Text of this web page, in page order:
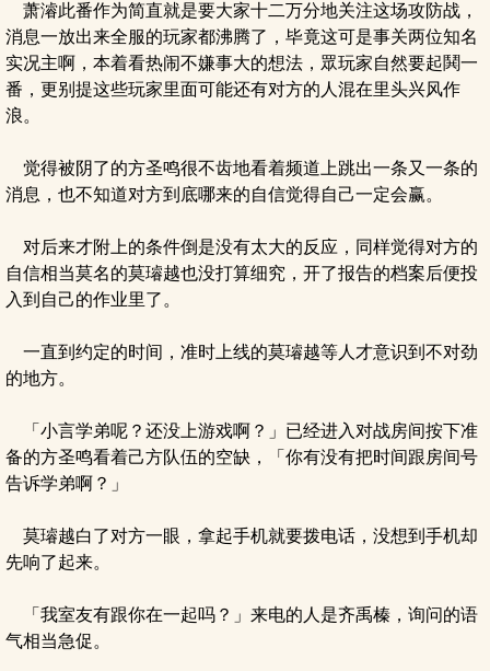
萧濬此番作为简直就是要大家十二万分地关注这场攻防战，
消息一放出来全服的玩家都沸腾了，毕竟这可是事关两位知名
实况主啊，本着看热闹不嫌事大的想法，眾玩家自然要起鬨一
番，更别提这些玩家里面可能还有对方的人混在里头兴风作
浪。
觉得被阴了的方圣鸣很不齿地看着频道上跳出一条又一条的
消息，也不知道对方到底哪来的自信觉得自己一定会赢。
对后来才附上的条件倒是没有太大的反应，同样觉得对方的
自信相当莫名的莫璿越也没打算细究，开了报告的档案后便投
入到自己的作业里了。
一直到约定的时间，准时上线的莫璿越等人才意识到不对劲
的地方。
「小言学弟呢？还没上游戏啊？」已经进入对战房间按下准
备的方圣鸣看着己方队伍的空缺，「你有没有把时间跟房间号
告诉学弟啊？」
莫璿越白了对方一眼，拿起手机就要拨电话，没想到手机却
先响了起来。
「我室友有跟你在一起吗？」来电的人是齐禹榛，询问的语
气相当急促。